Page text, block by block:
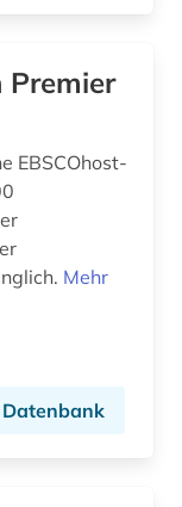
Premier
EBSCOhost-
Mehr